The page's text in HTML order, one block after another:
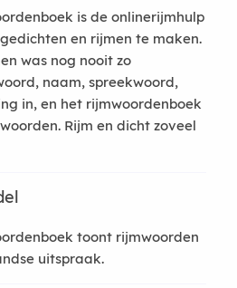
is de onlinerijmhulp
en rijmen te maken.
was nog nooit zo
naam, spreekwoord,
in, en het rijmwoordenboek
Rijm en dicht zoveel
toont rijmwoorden
uitspraak.